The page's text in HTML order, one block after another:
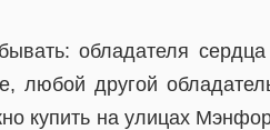
обладателя сердца
любой другой
купить на улицах